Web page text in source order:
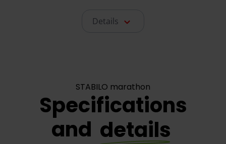
Details
STABILO marathon
Specifications
and details